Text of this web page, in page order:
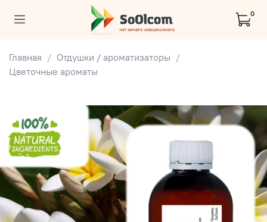
0
Главная
Отдушки / ароматизаторы
Цветочные ароматы